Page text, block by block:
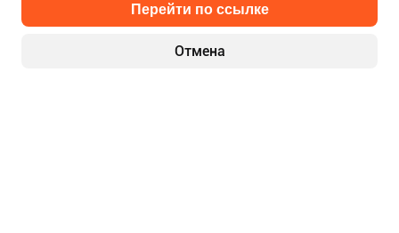
Отмена
Перейти по ссылке